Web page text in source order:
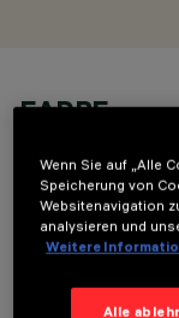
FARBE
Wenn Sie auf „Alle
Speicherung von
Websitenavigation
analysieren und
Weitere
Alle